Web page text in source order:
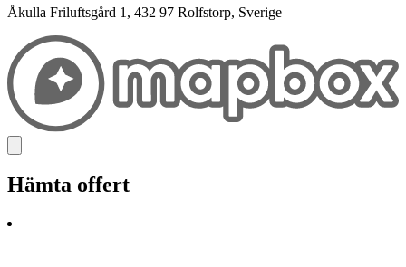
Åkulla Friluftsgård 1, 432 97 Rolfstorp, Sverige
Hämta offert